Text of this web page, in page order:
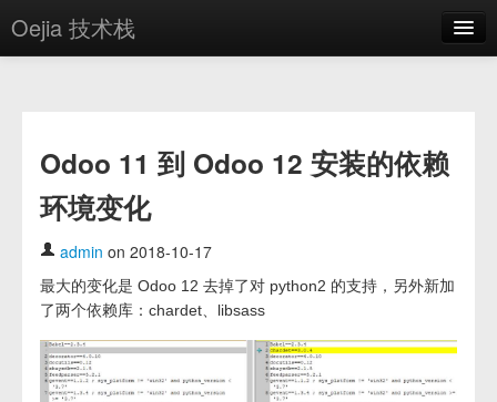
Oejia 技术栈
方案
OE学院
分享
关于
编辑器
登录
Odoo 11 到 Odoo 12 安装的依赖
环境变化
admin on 2018-10-17
最大的变化是 Odoo 12 去掉了对 python2 的支持，另外新加
了两个依赖库：chardet、libsass